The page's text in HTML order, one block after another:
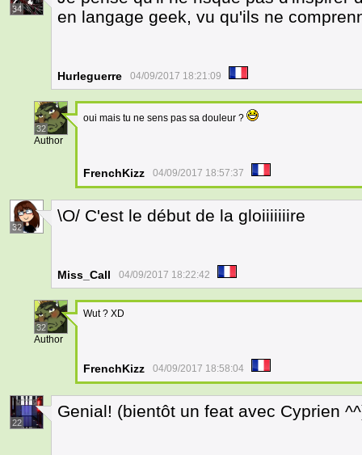
34
en langage geek, vu qu'ils ne
Hurleguerre 04/09/2017 18:21:09
32
Author
oui mais tu ne sens pas sa douleur ?
FrenchKizz 04/09/2017 18:57:37
32
\O/ C'est le début de la gloiiiiiiire
Miss_Call 04/09/2017 18:22:42
32
Author
Wut ? XD
FrenchKizz 04/09/2017 18:58:04
22
Genial! (bientôt un feat avec Cyprien